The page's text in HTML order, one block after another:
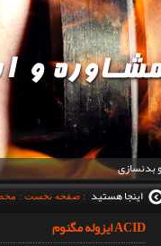
بدنسازی
اینجا هستید
: صفحه نخست :
ACID ایزوله مگنوم